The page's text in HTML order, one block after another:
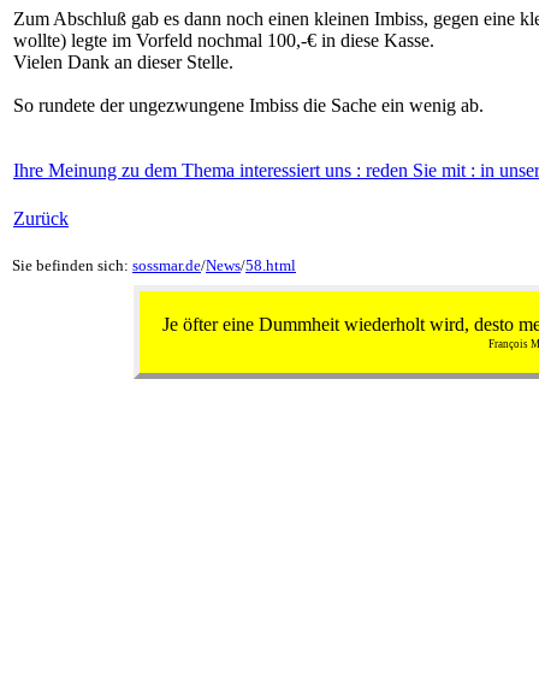
Zum Abschluß gab es dann noch einen kleinen Imbiss, gegen eine
wollte) legte im Vorfeld nochmal 100,-€ in diese Kasse.
Vielen Dank an dieser Stelle.
So rundete der ungezwungene Imbiss die Sache ein wenig ab.
Ihre Meinung zu dem Thema interessiert uns : reden Sie mit : in
Zurück
Sie befinden sich: sossmar.de/News/58.html
Je öfter eine Dummheit wiederholt wird, desto
François